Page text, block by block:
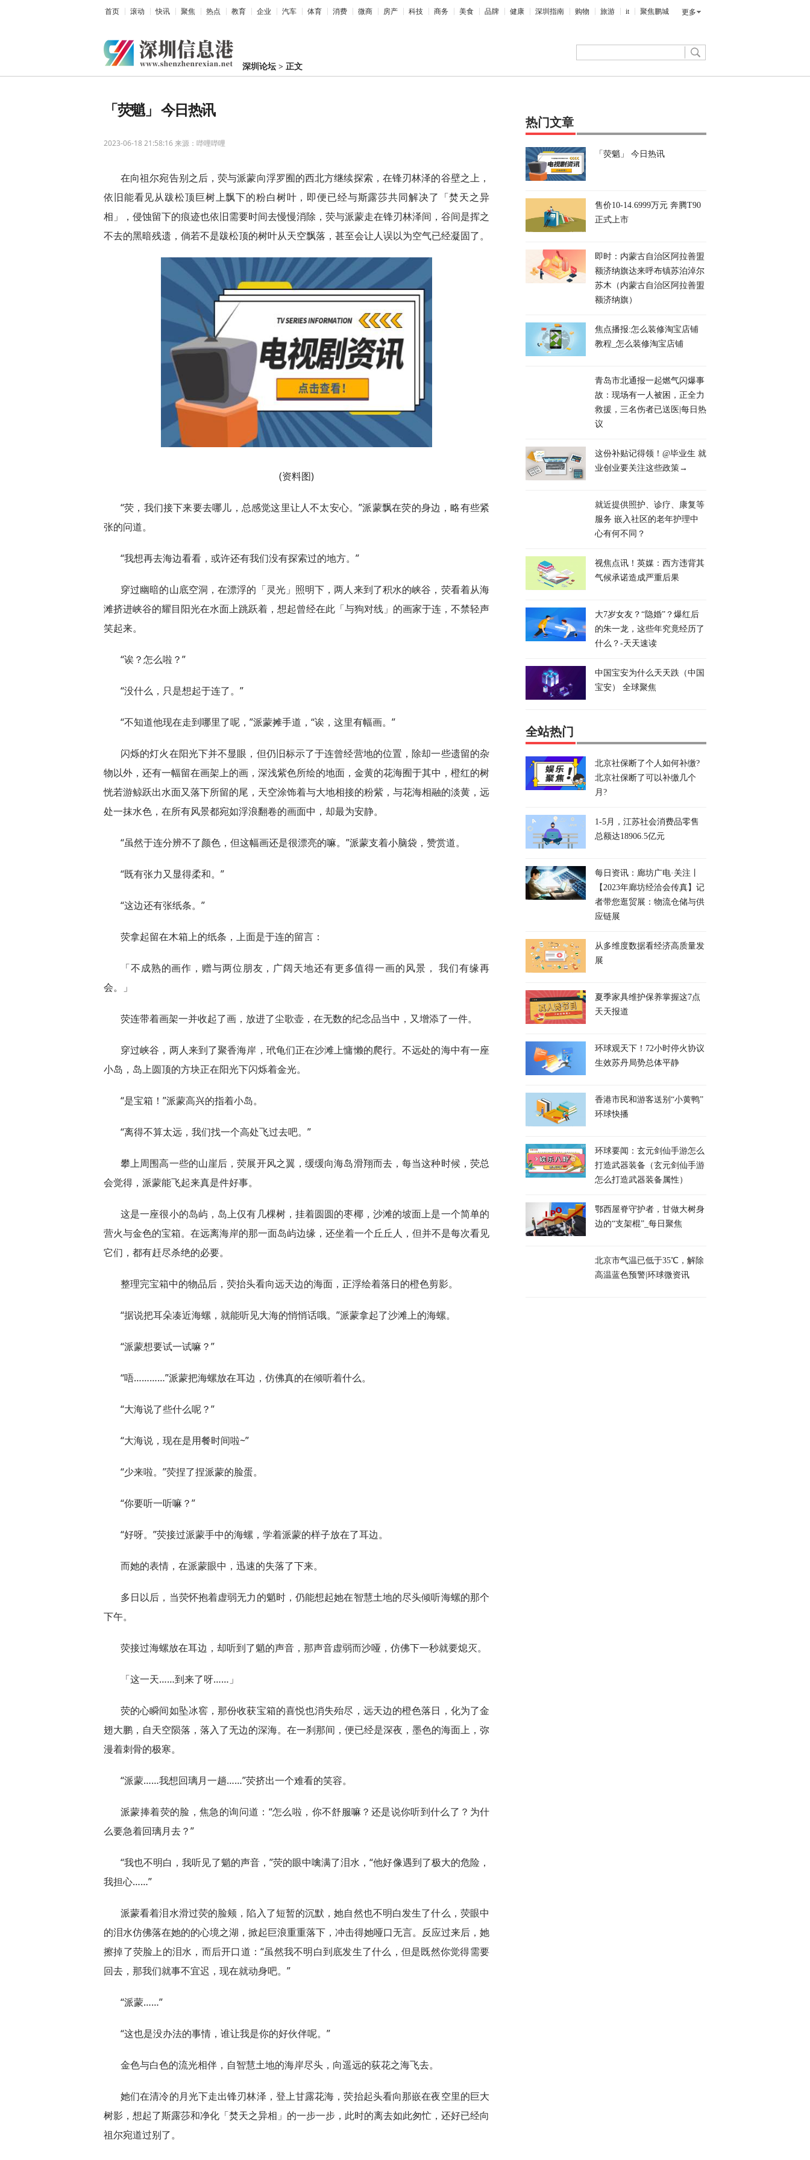
首页 滚动 快讯 聚焦 热点 教育 企业 汽车 体育 消费 微商 房产 科技 商务 美食 品牌 健康 深圳指南 购物 旅游 it 聚焦鹏城 更多
深圳论坛> 正文
「荧魈」 今日热讯
2023-06-18 21:58:16来源：哔哩哔哩
在向祖尔宛告别之后，荧与派蒙向浮罗囿的西北方继续探索，在锋刃林泽的谷壁之上，
依旧能看见从跋松顶巨树上飘下的粉白树叶，即便已经与斯露莎共同解决了「焚天之异
相」，侵蚀留下的痕迹也依旧需要时间去慢慢消除，荧与派蒙走在锋刃林泽间，谷间是挥之
不去的黑暗残遗，倘若不是跋松顶的树叶从天空飘落，甚至会让人误以为空气已经凝固了。
(资料图)
“荧，我们接下来要去哪儿，总感觉这里让人不太安心。”派蒙飘在荧的身边，略有些紧
张的问道。
“我想再去海边看看，或许还有我们没有探索过的地方。”
穿过幽暗的山底空洞，在漂浮的「灵光」照明下，两人来到了积水的峡谷，荧看着从海
滩挤进峡谷的耀目阳光在水面上跳跃着，想起曾经在此「与狗对线」的画家于连，不禁轻声
笑起来。
“诶？怎么啦？”
“没什么，只是想起于连了。”
“不知道他现在走到哪里了呢，”派蒙摊手道，“诶，这里有幅画。”
闪烁的灯火在阳光下并不显眼，但仍旧标示了于连曾经营地的位置，除却一些遗留的杂
物以外，还有一幅留在画架上的画，深浅紫色所绘的地面，金黄的花海囿于其中，橙红的树
恍若游鲸跃出水面又落下所留的尾，天空涂饰着与大地相接的粉紫，与花海相融的淡黄，远
处一抹水色，在所有风景都宛如浮浪翻卷的画面中，却最为安静。
“虽然于连分辨不了颜色，但这幅画还是很漂亮的嘛。”派蒙支着小脑袋，赞赏道。
“既有张力又显得柔和。”
“这边还有张纸条。”
荧拿起留在木箱上的纸条，上面是于连的留言：
「不成熟的画作，赠与两位朋友，广阔天地还有更多值得一画的风景， 我们有缘再
会。」
荧连带着画架一并收起了画，放进了尘歌壶，在无数的纪念品当中，又增添了一件。
穿过峡谷，两人来到了聚香海岸，玳龟们正在沙滩上慵懒的爬行。不远处的海中有一座
小岛，岛上圆顶的方块正在阳光下闪烁着金光。
“是宝箱！”派蒙高兴的指着小岛。
“离得不算太远，我们找一个高处飞过去吧。”
攀上周围高一些的山崖后，荧展开风之翼，缓缓向海岛滑翔而去，每当这种时候，荧总
会觉得，派蒙能飞起来真是件好事。
这是一座很小的岛屿，岛上仅有几棵树，挂着圆圆的枣椰，沙滩的坡面上是一个简单的
营火与金色的宝箱。在远离海岸的那一面岛屿边缘，还坐着一个丘丘人，但并不是每次看见
它们，都有赶尽杀绝的必要。
整理完宝箱中的物品后，荧抬头看向远天边的海面，正浮绘着落日的橙色剪影。
“据说把耳朵凑近海螺，就能听见大海的悄悄话哦。”派蒙拿起了沙滩上的海螺。
“派蒙想要试一试嘛？”
“唔…………”派蒙把海螺放在耳边，仿佛真的在倾听着什么。
“大海说了些什么呢？”
“大海说，现在是用餐时间啦~”
“少来啦。”荧捏了捏派蒙的脸蛋。
“你要听一听嘛？”
“好呀。”荧接过派蒙手中的海螺，学着派蒙的样子放在了耳边。
而她的表情，在派蒙眼中，迅速的失落了下来。
多日以后，当荧怀抱着虚弱无力的魈时，仍能想起她在智慧土地的尽头倾听海螺的那个
下午。
荧接过海螺放在耳边，却听到了魈的声音，那声音虚弱而沙哑，仿佛下一秒就要熄灭。
「这一天……到来了呀……」
荧的心瞬间如坠冰窖，那份收获宝箱的喜悦也消失殆尽，远天边的橙色落日，化为了金
翅大鹏，自天空陨落，落入了无边的深海。在一刹那间，便已经是深夜，墨色的海面上，弥
漫着刺骨的极寒。
“派蒙……我想回璃月一趟……”荧挤出一个难看的笑容。
派蒙捧着荧的脸，焦急的询问道：“怎么啦，你不舒服嘛？还是说你听到什么了？为什
么要急着回璃月去？”
“我也不明白，我听见了魈的声音，”荧的眼中噙满了泪水，“他好像遇到了极大的危险，
我担心……”
派蒙看着泪水滑过荧的脸颊，陷入了短暂的沉默，她自然也不明白发生了什么，荧眼中
的泪水仿佛落在她的的心境之湖，掀起巨浪重重落下，冲击得她哑口无言。反应过来后，她
擦掉了荧脸上的泪水，而后开口道：“虽然我不明白到底发生了什么，但是既然你觉得需要
回去，那我们就事不宜迟，现在就动身吧。”
“派蒙……”
“这也是没办法的事情，谁让我是你的好伙伴呢。”
金色与白色的流光相伴，自智慧土地的海岸尽头，向遥远的荻花之海飞去。
她们在清冷的月光下走出锋刃林泽，登上甘露花海，荧抬起头看向那嵌在夜空里的巨大
树影，想起了斯露莎和净化「焚天之异相」的一步一步，此时的离去如此匆忙，还好已经向
祖尔宛道过别了。
热门文章
「荧魈」 今日热讯
售价10-14.6999万元 奔腾T90
正式上市
即时：内蒙古自治区阿拉善盟
额济纳旗达来呼布镇苏泊淖尔
苏木（内蒙古自治区阿拉善盟
额济纳旗）
焦点播报:怎么装修淘宝店铺
教程_怎么装修淘宝店铺
青岛市北通报一起燃气闪爆事
故：现场有一人被困，正全力
救援，三名伤者已送医|每日热
议
这份补贴记得领！@毕业生 就
业创业要关注这些政策→
就近提供照护、诊疗、康复等
服务 嵌入社区的老年护理中
心有何不同？
视焦点讯！英媒：西方违背其
气候承诺造成严重后果
大7岁女友？“隐婚”？爆红后
的朱一龙，这些年究竟经历了
什么？-天天速读
中国宝安为什么天天跌（中国
宝安） 全球聚焦
全站热门
北京社保断了个人如何补缴?
北京社保断了可以补缴几个
月?
1-5月，江苏社会消费品零售
总额达18906.5亿元
每日资讯：廊坊广电·关注丨
【2023年廊坊经洽会传真】记
者带您逛贸展：物流仓储与供
应链展
从多维度数据看经济高质量发
展
夏季家具维护保养掌握这7点
天天报道
环球观天下！72小时停火协议
生效苏丹局势总体平静
香港市民和游客送别“小黄鸭”
环球快播
环球要闻：玄元剑仙手游怎么
打造武器装备（玄元剑仙手游
怎么打造武器装备属性）
鄂西屋脊守护者，甘做大树身
边的“支架棍”_每日聚焦
北京市气温已低于35℃，解除
高温蓝色预警|环球微资讯